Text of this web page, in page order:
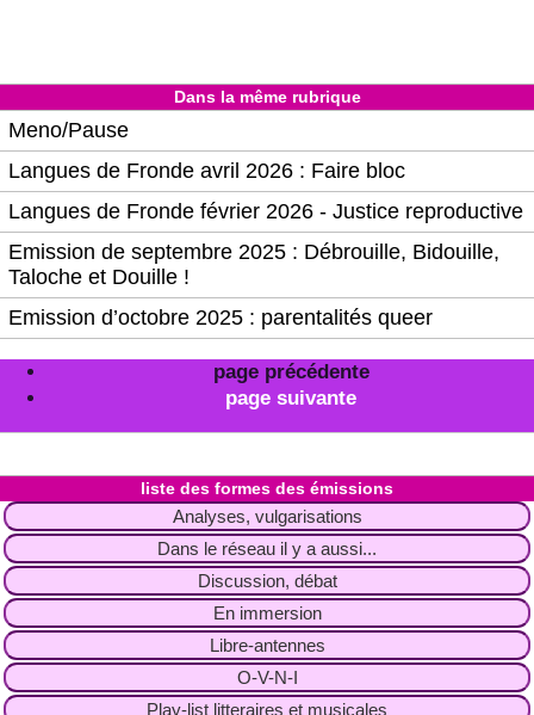
Dans la même rubrique
Meno/Pause
Langues de Fronde avril 2026 : Faire bloc
Langues de Fronde février 2026 - Justice reproductive
Emission de septembre 2025 : Débrouille, Bidouille,
Taloche et Douille !
Emission d’octobre 2025 : parentalités queer
page précédente
page suivante
liste des formes des émissions
Analyses, vulgarisations
Dans le réseau il y a aussi...
Discussion, débat
En immersion
Libre-antennes
O-V-N-I
Play-list litteraires et musicales